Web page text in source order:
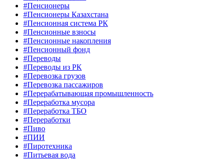
#Пенсионеры
#Пенсионеры Казахстана
#Пенсионная система РК
#Пенсионные взносы
#Пенсионные накопления
#Пенсионный фонд
#Переводы
#Переводы из РК
#Перевозка грузов
#Перевозка пассажиров
#Перерабатывающая промышленность
#Переработка мусора
#Переработка ТБО
#Переработки
#Пиво
#ПИИ
#Пиротехника
#Питьевая вода